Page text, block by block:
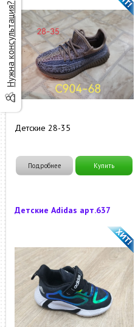
Детские 28-35
Подробнее Купить
Детские Adidas арт.637
Нужна консультация?